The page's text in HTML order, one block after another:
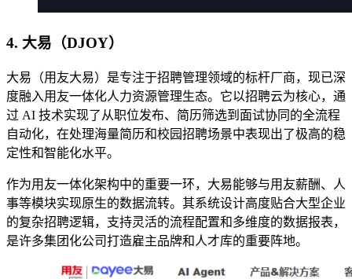
4. 大易（DJOY）
大易（用友大易）是专注于招聘管理领域的标杆厂商，现已深
度融入用友一体化人力资源管理生态。它以招聘云为核心，通
过 AI 技术实现了从职位发布、简历筛选到面试协同的全流程
自动化，在处理海量简历和校园招聘场景中表现出了极高的稳
定性和智能化水平。
作为用友一体化架构中的重要一环，大易能够与用友薪酬、人
事等模块实现原生的数据流转。其系统设计高度贴合大型企业
的复杂招聘逻辑，支持灵活的流程配置和多维度的数据报表，
是许多集团化公司打造雇主品牌和人才库的重要阵地。